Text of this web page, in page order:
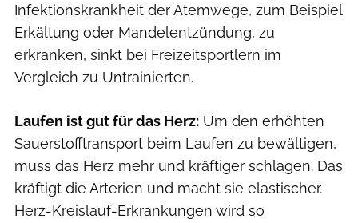
Infektionskrankheit der Atemwege, zum Beispiel
Erkältung oder Mandelentzündung, zu
erkranken, sinkt bei Freizeitsportlern im
Vergleich zu Untrainierten.
Laufen ist gut für das Herz: Um den erhöhten
Sauerstofftransport beim Laufen zu bewältigen,
muss das Herz mehr und kräftiger schlagen. Das
kräftigt die Arterien und macht sie elastischer.
Herz-Kreislauf-Erkrankungen wird so